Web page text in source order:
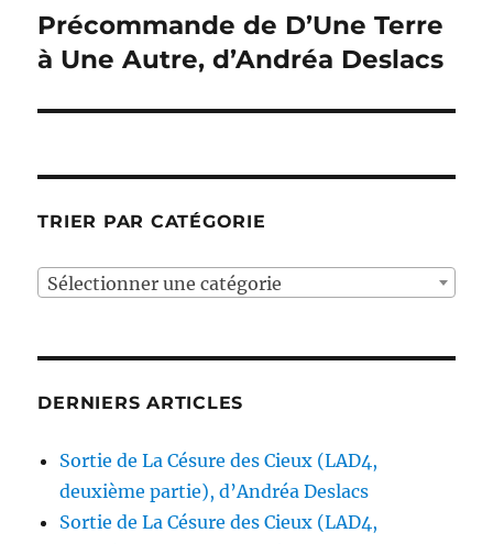
Publication
suivante :
Précommande de D’Une Terre
à Une Autre, d’Andréa Deslacs
TRIER PAR CATÉGORIE
Sélectionner une catégorie
DERNIERS ARTICLES
Sortie de La Césure des Cieux (LAD4,
deuxième partie), d’Andréa Deslacs
Sortie de La Césure des Cieux (LAD4,